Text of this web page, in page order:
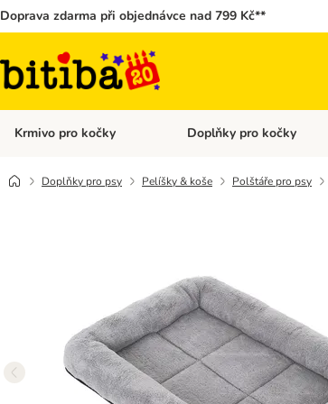
Doprava zdarma při objednávce nad 799 Kč**
Krmivo pro kočky Otevřít menu: Krmivo pro
Doplňky pro kočky
Doplňky pro psy Pelíšky & koše Polštáře pro psy